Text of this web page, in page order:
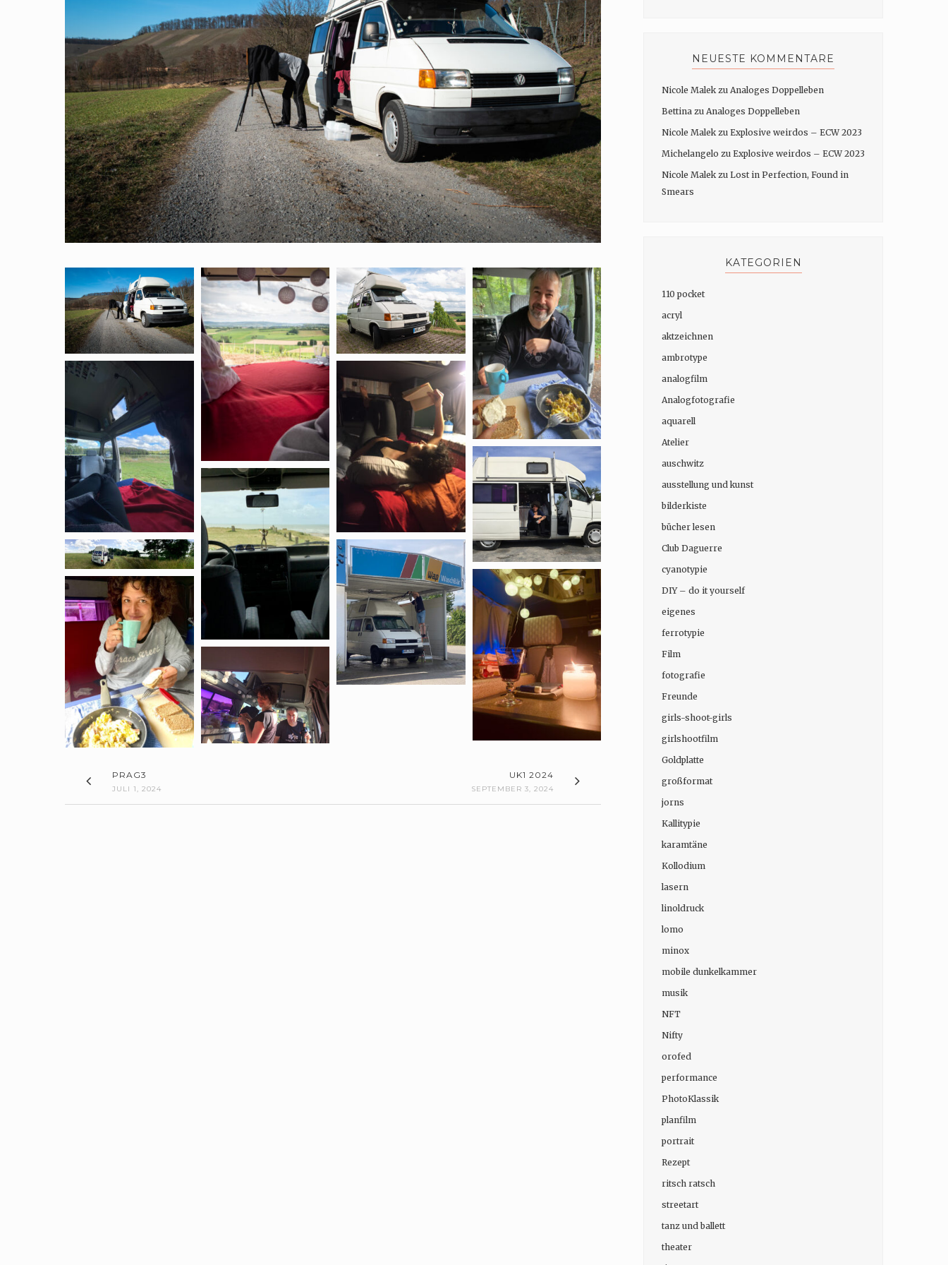
PRAG3
JULI 1, 2024
UK1 2024
SEPTEMBER 3, 2024
NEUESTE KOMMENTARE
Nicole Malek zu Analoges Doppelleben
Bettina zu Analoges Doppelleben
Nicole Malek zu Explosive weirdos – ECW 2023
Michelangelo zu Explosive weirdos – ECW 2023
Nicole Malek zu Lost in Perfection, Found in
Smears
KATEGORIEN
110 pocket
acryl
aktzeichnen
ambrotype
analogfilm
Analogfotografie
aquarell
Atelier
auschwitz
ausstellung und kunst
bilderkiste
bücher lesen
Club Daguerre
cyanotypie
DIY – do it yourself
eigenes
ferrotypie
Film
fotografie
Freunde
girls-shoot-girls
girlshootfilm
Goldplatte
großformat
jorns
Kallitypie
karamtäne
Kollodium
lasern
linoldruck
lomo
minox
mobile dunkelkammer
musik
NFT
Nifty
orofed
performance
PhotoKlassik
planfilm
portrait
Rezept
ritsch ratsch
streetart
tanz und ballett
theater